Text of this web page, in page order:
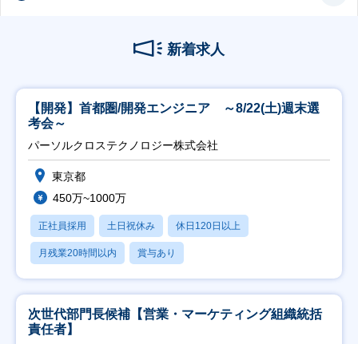
新着求人
【開発】首都圏/開発エンジニア ～8/22(土)週末選
考会～
パーソルクロステクノロジー株式会社
東京都
450万~1000万
正社員採用 土日祝休み 休日120日以上
月残業20時間以内 賞与あり
次世代部門長候補【営業・マーケティング組織統括
責任者】